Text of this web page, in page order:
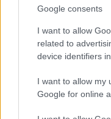
Google consents
I want to allow
related to
device identifiers
I want to allow my
Google for online
cosa state
giovedì alle 23
NicolaPorro.it,
canaliYouTube: